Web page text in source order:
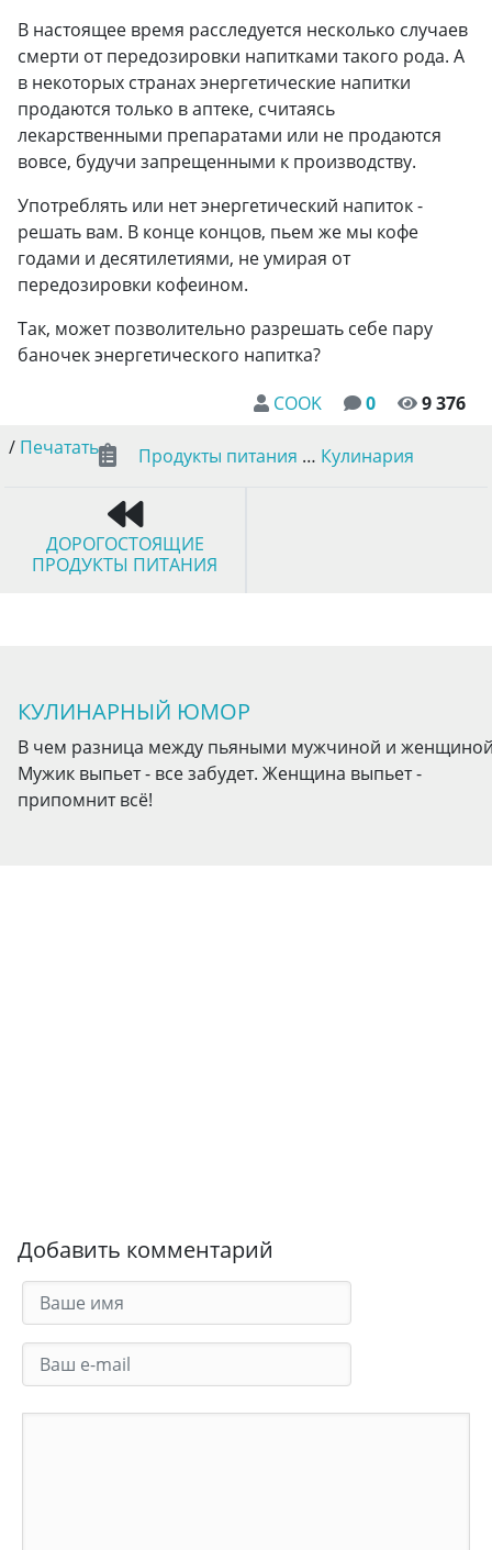
В настоящее время расследуется несколько случаев
смерти от передозировки напитками такого рода. А
в некоторых странах энергетические напитки
продаются только в аптеке, считаясь
лекарственными препаратами или не продаются
вовсе, будучи запрещенными к производству.
Употреблять или нет энергетический напиток -
решать вам. В конце концов, пьем же мы кофе
годами и десятилетиями, не умирая от
передозировки кофеином.
Так, может позволительно разрешать себе пару
баночек энергетического напитка?
COOK
0
9 376
/ Печатать Продукты питания … Кулинария
ДОРОГОСТОЯЩИЕ
ПРОДУКТЫ ПИТАНИЯ
КУЛИНАРНЫЙ ЮМОР
В чем разница между пьяными мужчиной и
Мужик выпьет - все забудет. Женщина выпьет -
припомнит всё!
Добавить комментарий